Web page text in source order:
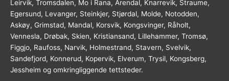
Leirvik, Tromsdalen, Mo i Rana, Arendal, Knarrevik, Straume,
Egersund, Levanger, Steinkjer, Stjørdal, Molde, Notodden,
Askøy, Grimstad, Mandal, Korsvik, Kongsvinger, Råholt,
Vennesla, Drøbak, Skien, Kristiansand, Lillehammer, Tromsø,
Figgjo, Raufoss, Narvik, Holmestrand, Stavern, Svelvik,
Sandefjord, Konnerud, Kopervik, Elverum, Trysil, Kongsberg,
Jessheim og omkringliggende tettsteder.